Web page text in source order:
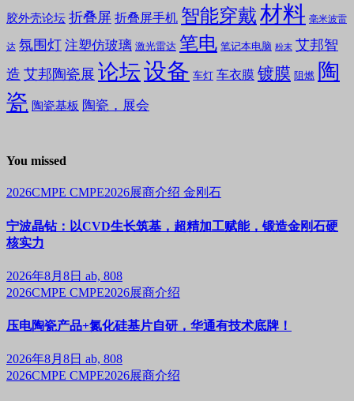
胶外壳论坛 折叠屏 折叠屏手机 智能穿戴材料 毫米波雷
达 氛围灯 注塑仿玻璃 激光雷达 笔电 笔记本电脑 粉末 艾邦智
造 艾邦陶瓷展 论坛设备 车灯 车衣膜 镀膜 阻燃 陶
瓷 陶瓷基板 陶瓷，展会
You missed
2026CMPE CMPE2026展商介绍 金刚石
宁波晶钻：以CVD生长筑基，超精加工赋能，锻造金刚石硬
核实力
2026年8月8日 ab, 808
2026CMPE CMPE2026展商介绍
压电陶瓷产品+氮化硅基片自研，华通有技术底牌！
2026年8月8日 ab, 808
2026CMPE CMPE2026展商介绍